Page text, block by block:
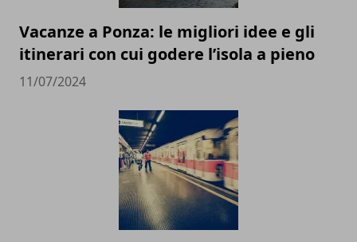
Vacanze a Ponza: le migliori idee e gli
itinerari con cui godere l’isola a pieno
11/07/2024